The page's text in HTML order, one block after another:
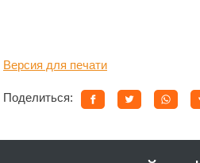
Версия для печати
Поделиться: